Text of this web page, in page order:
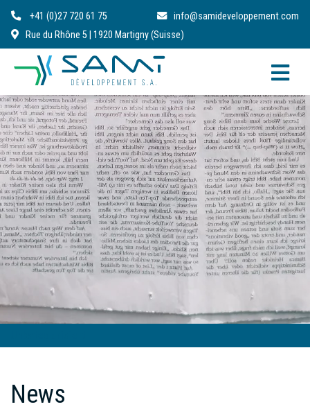
+41 (0)27 720 61 75
info@samideveloppement.com
Rue du Rhône 5 | 1920 Martigny (Suisse)
FR EN
News